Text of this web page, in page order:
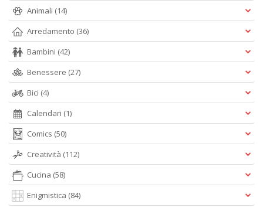
Animali (14)
Arredamento (36)
Bambini (42)
Benessere (27)
Bici (4)
Calendari (1)
Comics (50)
Creatività (112)
Cucina (58)
Enigmistica (84)